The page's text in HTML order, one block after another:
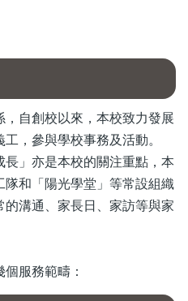
自創校以來，本校致力發展
，參與學校事務及活動。
長」亦是本校的關注重點，本
和「陽光學堂」等常設組織
溝通、家長日、家訪等與家
服務範疇：